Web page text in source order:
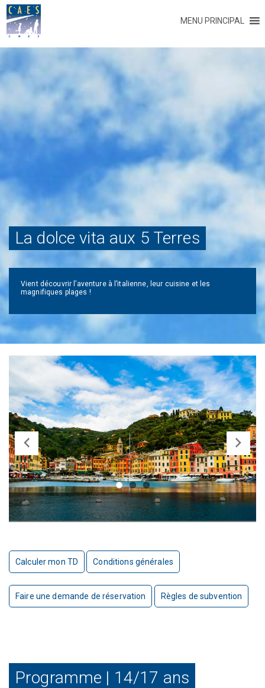
MENU PRINCIPAL
La dolce vita aux 5 Terres
Vient découvrir l’aventure à l’italienne, leur cuisine et les
magnifiques plages !
Previ
ous
Next
Calculer mon TD Conditions générales
Faire une demande de réservation Règles de subvention
Programme | 14/17 ans